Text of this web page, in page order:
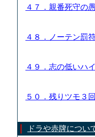
４７．親番死守の
４８．ノーテン罰
４９．志の低いハ
５０．残りツモ３
ドラや赤牌につい